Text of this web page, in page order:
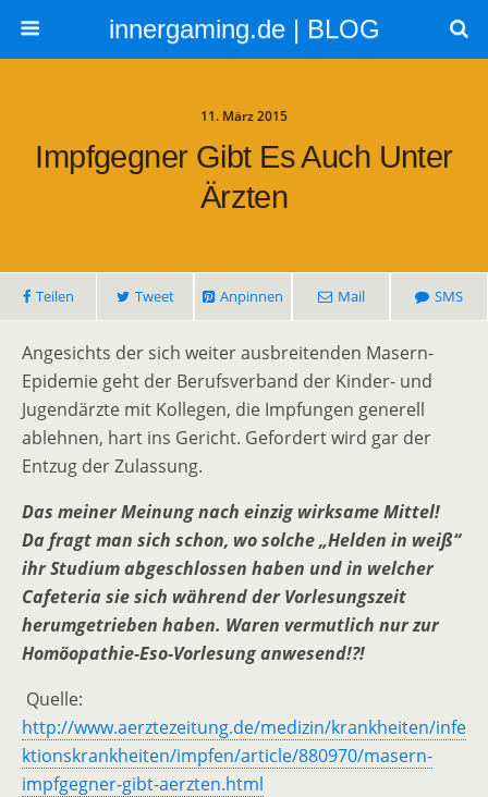
innergaming.de | BLOG
11. März 2015
Impfgegner Gibt Es Auch Unter
Ärzten
Teilen Tweet Anpinnen Mail SMS
Angesichts der sich weiter ausbreitenden Masern-
Epidemie geht der Berufsverband der Kinder- und
Jugendärzte mit Kollegen, die Impfungen generell
ablehnen, hart ins Gericht. Gefordert wird gar der
Entzug der Zulassung.
Das meiner Meinung nach einzig wirksame Mittel!
Da fragt man sich schon, wo solche „Helden in weiß“
ihr Studium abgeschlossen haben und in welcher
Cafeteria sie sich während der Vorlesungszeit
herumgetrieben haben. Waren vermutlich nur zur
Homöopathie-Eso-Vorlesung anwesend!?!
Quelle:
http://www.aerztezeitung.de/medizin/krankheiten/infe
ktionskrankheiten/impfen/article/880970/masern-
impfgegner-gibt-aerzten.html